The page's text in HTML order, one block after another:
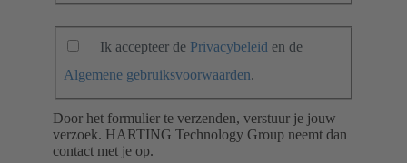
Ik accepteer de Privacybeleid en de
Algemene gebruiksvoorwaarden.
Door het formulier te verzenden, verstuur je jouw
verzoek. HARTING Technology Group neemt dan
contact met je op.